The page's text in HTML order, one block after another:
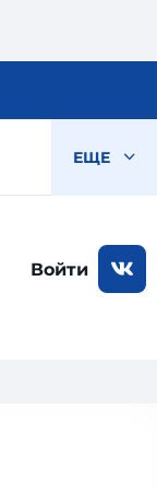
ЕЩЕ
Войти